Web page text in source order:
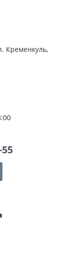
Кременкуль,